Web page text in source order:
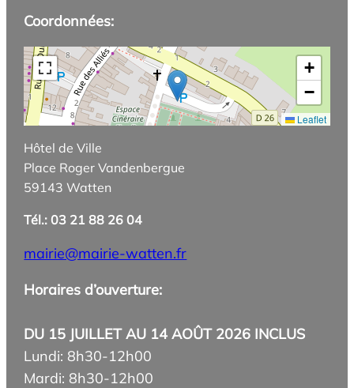
Coordonnées:
+
−
Leaflet
Hôtel de Ville
Place Roger Vandenbergue
59143 Watten
Tél.: 03 21 88 26 04
mairie@mairie-watten.fr
Horaires d’ouverture:
DU 15 JUILLET AU 14 AOÛT 2026 INCLUS
Lundi: 8h30-12h00
Mardi: 8h30-12h00